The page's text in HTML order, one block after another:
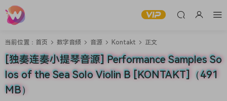
当前位置： 首页 数字音频 音源 Kontakt 正文
[独奏连奏小提琴音源] Performance Samples So
los of the Sea Solo Violin B [KONTAKT]（491
MB）